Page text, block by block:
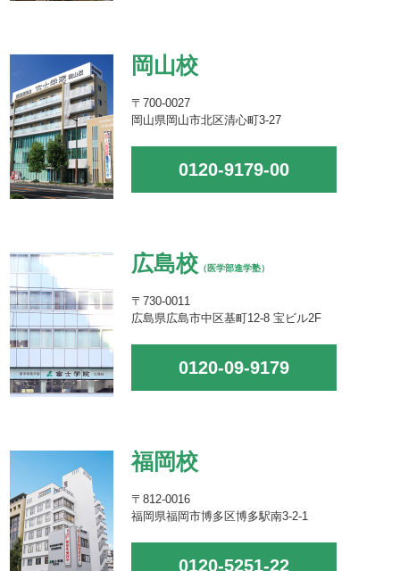
岡山校
〒700-0027
岡山県岡山市北区清心町3-27
0120-9179-00
広島校 （医学部進学塾）
〒730-0011
広島県広島市中区基町12-8 宝ビル2F
0120-09-9179
福岡校
〒812-0016
福岡県福岡市博多区博多駅南3-2-1
0120-5251-22